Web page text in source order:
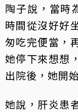
陶子說，當時
時間從沒好好
匆吃完便當，
她停下來想想
出院後，她開
她說，肝炎患